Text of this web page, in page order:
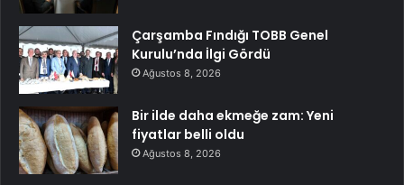
Çarşamba Fındığı TOBB Genel
Kurulu’nda İlgi Gördü
Ağustos 8, 2026
Bir ilde daha ekmeğe zam: Yeni
fiyatlar belli oldu
Ağustos 8, 2026